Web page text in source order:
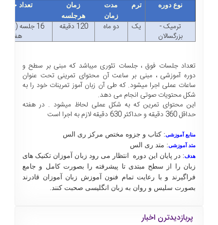
نوع دوره ترم
مدت
زمان
زمان
هرجلسه
تعداد
ترمیک -
بزرگسالان
یک دو ماه 120 دقیقه
16 جلسه (دو
هفته)
تعداد جلسات فوق ، جلسات تئوری میباشد که مبنی بر سطح و
دوره آموزشی ، مبنی بر ساعت آن محتوای تمرینی تحت عنوان
ساعات عملی اجرا میشود. که طی آن زبان آموز تمرینات خود را به
شکل محتویات صوتی انجام می دهد.
این محتوای تمرین که به شکل عملی لحاظ میشود . در هفته
حداقل 360 دقیقه و حداکثر 630 دقیقه لازم به اجرا است
منابع آموزشی: کتاب و جزوه مختص مرکز ری الس
متد آموزشی: متد ری الس
هدف: در پایان این دوره انتظار می رود زبان آموزان تکنیک های
زبان را از سطح مبتدی تا پیشرفته را بصورت کامل و جامع
فراگیرند و با رعایت تمام فنون آموزش زبان آموزان قادرند
بصورت سلیس و روان به زبان انگلیسی صحبت کنند.
پربازدیدترن اخبار